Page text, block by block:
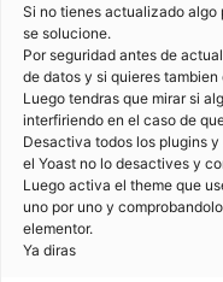
Si no tienes actualizado
se solucione.
Por seguridad antes de
de datos y si quieres
Luego tendras que mirar si
interfiriendo en el caso de
Desactiva todos los plugins
el Yoast no lo desactives y
Luego activa el theme que
uno por uno y
elementor.
Ya diras